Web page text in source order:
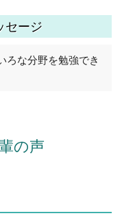
セージ
ろな分野を勉強でき
の声